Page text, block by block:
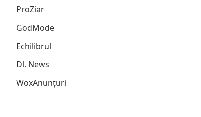
ProZiar
GodMode
Echilibrul
Dl. News
WoxAnunțuri